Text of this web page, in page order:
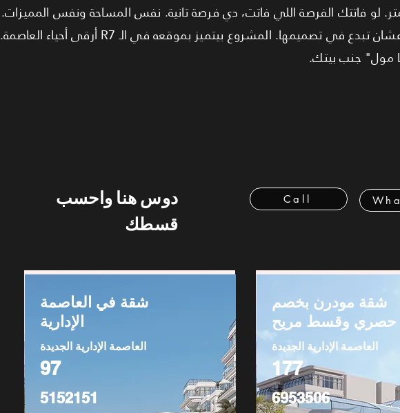
تاني للدور الرابع بشقة 177 متر. لو فاتتك الفرصة اللي فاتت، دي فرصة تانية. نفس المساحة ونفس المميزات.
الوحدة هتتسلم "Core & Shell" عشان تبدع في تصميمها. المشروع بيتميز بموقعه في الـ R7 أرقى أحياء العاصمة.
مول" جنب بيتك.
دوس هنا واحسب
قسطك
Call
شقة في العاصمة
الإدارية
العاصمة الإدارية الجديدة
97
5152151
شقة مودرن بخصم
حصري وقسط مريح
العاصمة الإدارية الجديدة
177
6953506